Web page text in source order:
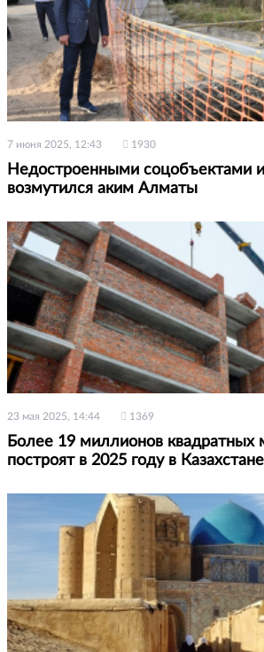
7 июня 2025, 12:43 1930
Недостроенными соцобъектами
возмутился аким Алматы
23 мая 2025, 14:44 1369
Более 19 миллионов квадратных
построят в 2025 году в Казахстане